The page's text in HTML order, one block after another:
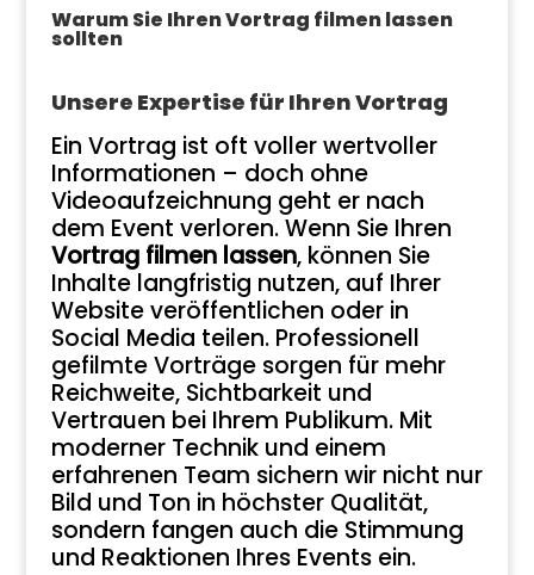
Warum Sie Ihren Vortrag filmen lassen
sollten
Unsere Expertise für Ihren Vortrag
Ein Vortrag ist oft voller wertvoller
Informationen – doch ohne
Videoaufzeichnung geht er nach
dem Event verloren. Wenn Sie Ihren
Vortrag filmen lassen, können Sie
Inhalte langfristig nutzen, auf Ihrer
Website veröffentlichen oder in
Social Media teilen. Professionell
gefilmte Vorträge sorgen für mehr
Reichweite, Sichtbarkeit und
Vertrauen bei Ihrem Publikum. Mit
moderner Technik und einem
erfahrenen Team sichern wir nicht nur
Bild und Ton in höchster Qualität,
sondern fangen auch die Stimmung
und Reaktionen Ihres Events ein.